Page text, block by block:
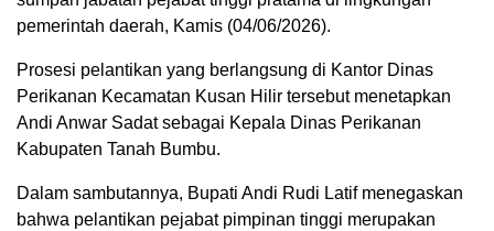
pemerintah daerah, Kamis (04/06/2026).
Prosesi pelantikan yang berlangsung di Kantor Dinas
Perikanan Kecamatan Kusan Hilir tersebut menetapkan
Andi Anwar Sadat sebagai Kepala Dinas Perikanan
Kabupaten Tanah Bumbu.
Dalam sambutannya, Bupati Andi Rudi Latif menegaskan
bahwa pelantikan pejabat pimpinan tinggi merupakan